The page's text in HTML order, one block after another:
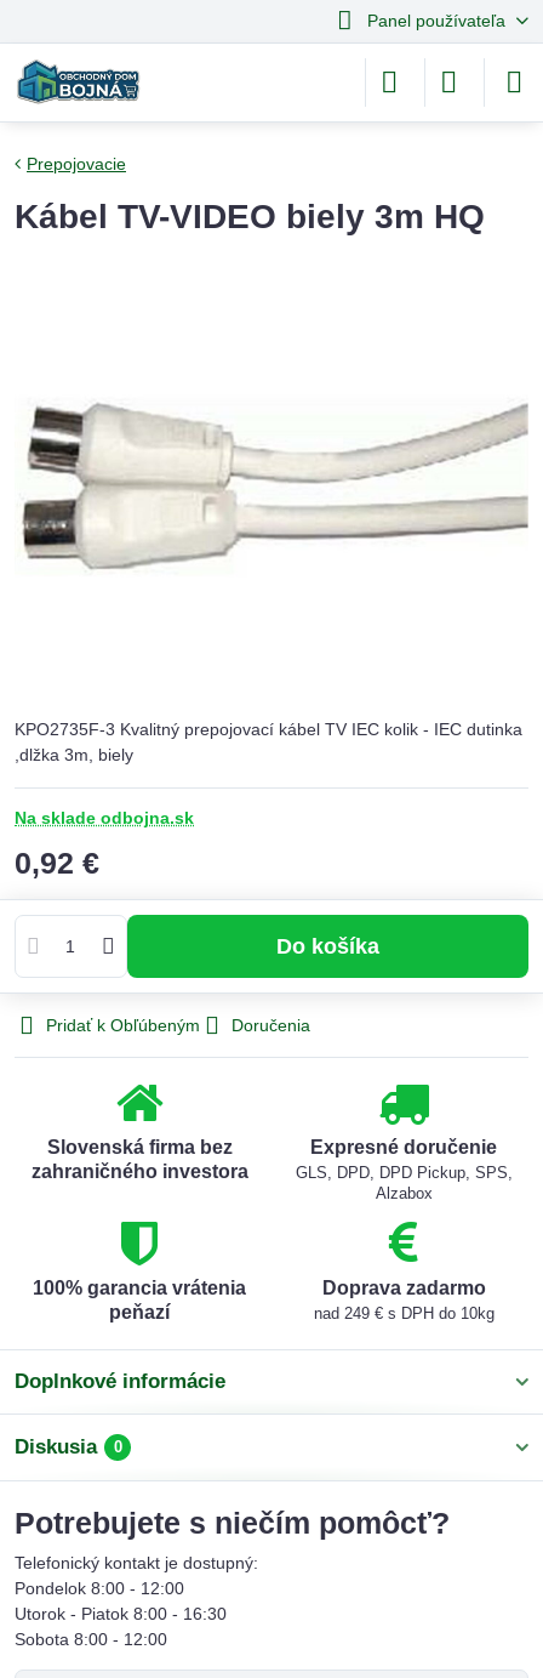
Panel používateľa
Prepojovacie
Kábel TV-VIDEO biely 3m HQ
KPO2735F-3 Kvalitný prepojovací kábel TV IEC kolik - IEC dutinka
,dlžka 3m, biely
Na sklade odbojna.sk
0,92 €
Do košíka
Pridať k Obľúbeným Doručenia
Slovenská firma bez
zahraničného investora
Expresné doručenie
GLS, DPD, DPD Pickup, SPS,
Alzabox
100% garancia vrátenia
peňazí
Doprava zadarmo
nad 249 € s DPH do 10kg
Doplnkové informácie
Diskusia 0
Potrebujete s niečím pomôcť?
Telefonický kontakt je dostupný:
Pondelok 8:00 - 12:00
Utorok - Piatok 8:00 - 16:30
Sobota 8:00 - 12:00